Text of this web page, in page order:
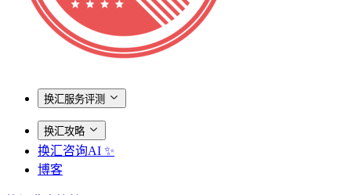
换汇服务评测
换汇攻略
换汇咨询AI ✨
博客